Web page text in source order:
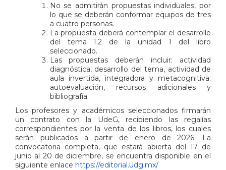
No se admitirán propuestas individuales, por
lo que se deberán conformar equipos de tres
a cuatro personas.
La propuesta deberá contemplar el desarrollo
del tema 1.2 de la unidad 1 del libro
seleccionado.
Las propuestas deberán incluir: actividad
diagnóstica, desarrollo del tema, actividad de
aula invertida, integradora y metacognitiva;
autoevaluación, recursos adicionales y
bibliografía.
Los profesores y académicos seleccionados firmarán
un contrato con la UdeG, recibiendo las regalías
correspondientes por la venta de los libros, los cuales
serán publicados a partir de enero de 2026. La
convocatoria completa, que estará abierta del 17 de
junio al 20 de diciembre, se encuentra disponible en el
siguiente enlace https://editorial.udg.mx/